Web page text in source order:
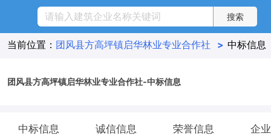
当前位置： 团风县方高坪镇启华林业专业合作社 > 中标信息
团风县方高坪镇启华林业专业合作社-中标信息
中标信息 诚信信息 荣誉信息 企